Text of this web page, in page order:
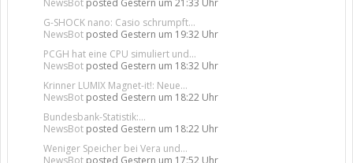
NewsBot posted Gestern um 21:33 Uhr
G-SHOCK nano: Casio schrumpft...
NewsBot posted Gestern um 19:32 Uhr
PCGH hat eine CPU simuliert und...
NewsBot posted Gestern um 18:32 Uhr
Krinner LUMIX Magnet-it!: Neue...
NewsBot posted Gestern um 18:22 Uhr
Bundesbank-Statistik:...
NewsBot posted Gestern um 18:22 Uhr
Weniger Speicher bei Vera und...
NewsBot posted Gestern um 17:52 Uhr